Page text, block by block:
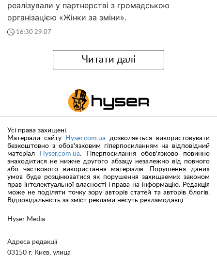
реалізували у партнерстві з громадською
організацією «Жінки за зміни».
16:30 29.07
Читати далі
Hyser Media
Адреса редакції
03150 г. Киев, улица
Усі права захищені.
Матеріали сайту
Hyser.com.ua дозволяється використовувати
безкоштовно з обов'язковим гіперпосиланням на відповідний
матеріал
Hyser.com.ua. Гіперпосилання обов'язково повинно
знаходитися не нижче другого абзацу незалежно від повного
або часткового використання матеріалів. Порушення даних
умов буде розцінюватися як порушення захищаемих законом
прав інтелектуальної власності і права на інформацію. Редакція
може не поділяти точку зору авторів статей та авторів блогів.
Відповідальність за зміст реклами несуть рекламодавці.